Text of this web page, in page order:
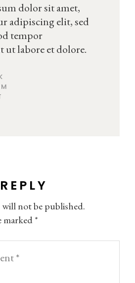
dolor sit amet,
adipiscing elit, sed
tempor
labore et dolore.
will not be published.
marked*